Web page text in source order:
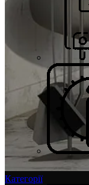
Категорії